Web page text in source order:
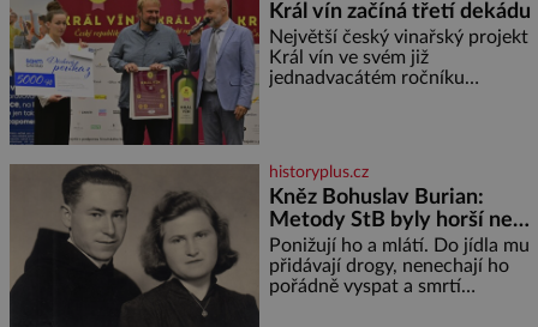
Král vín začíná třetí dekádu
Největší český vinařský projekt
Král vín ve svém již
jednadvacátém ročníku
historyplus.cz
Kněz Bohuslav Burian:
Metody StB byly horší než
gestapácké trýznění
Ponižují ho a mlátí. Do jídla mu
přidávají drogy, nenechají ho
pořádně vyspat a smrtí